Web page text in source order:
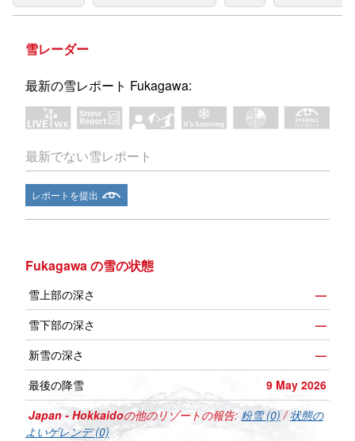
雪レーダー
最新の雪レポート Fukagawa:
最新でない雪レポート
レポートを提出
Fukagawa の雪の状態
雪上部の深さ
—
雪下部の深さ
—
新雪の深さ
—
最後の降雪
9 May 2026
Japan - Hokkaidoの他のリゾートの報告: 粉雪 (0) /状態の
よいゲレンデ (0)